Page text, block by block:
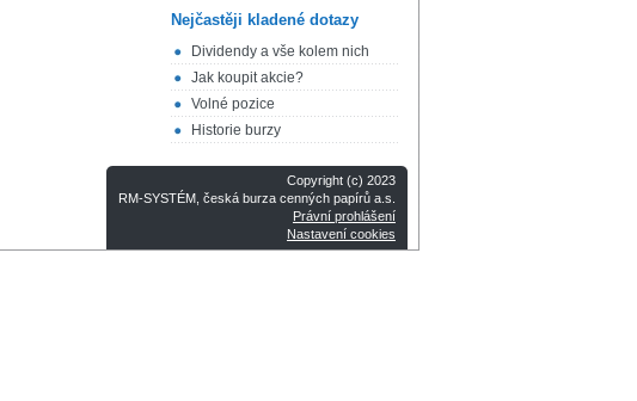
Nejčastěji kladené dotazy
Dividendy a vše kolem nich
Jak koupit akcie?
Volné pozice
Historie burzy
Copyright (c) 2023
RM-SYSTÉM, česká burza cenných papírů a.s.
Právní prohlášení
Nastavení cookies